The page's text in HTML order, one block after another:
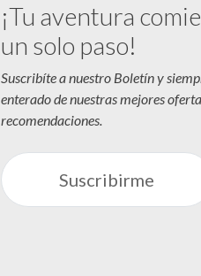
¡Tu aventura
un solo paso!
Suscribíte a nuestro Boletín y
enterado de nuestras mejores
recomendaciones.
Suscribirme